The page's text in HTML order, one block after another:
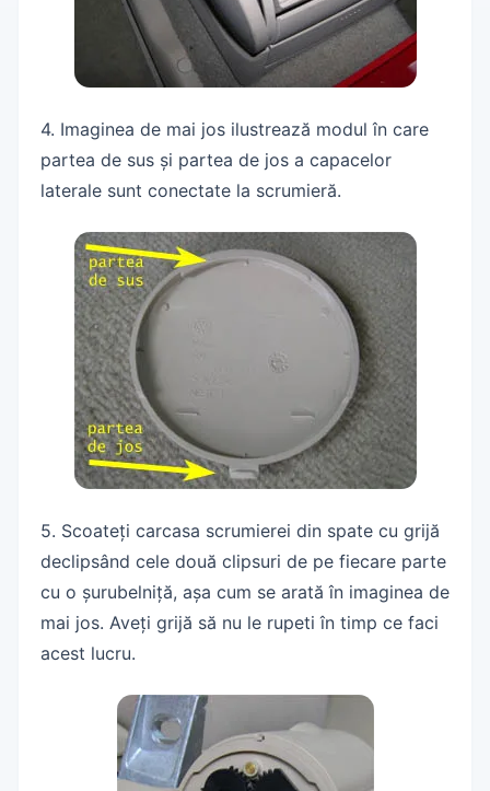
4. Imaginea de mai jos ilustrează modul în care
partea de sus și partea de jos a capacelor
laterale sunt conectate la scrumieră.
5. Scoateți carcasa scrumierei din spate cu grijă
declipsând cele două clipsuri de pe fiecare parte
cu o șurubelniță, așa cum se arată în imaginea de
mai jos. Aveți grijă să nu le rupeti în timp ce faci
acest lucru.